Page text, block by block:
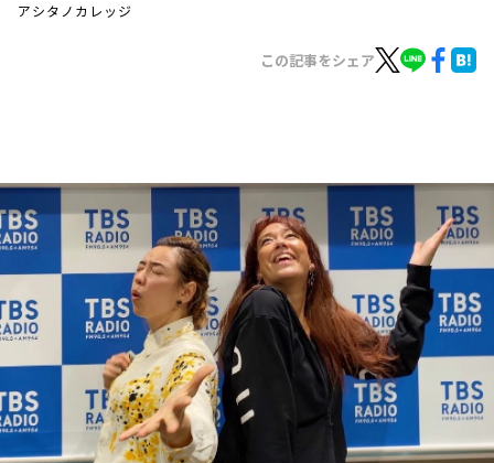
トピックス
TBS Podcast
お知らせ
イベント・グッズ
YouTube
会社情報
アシタノカレッジ
この記事をシェア